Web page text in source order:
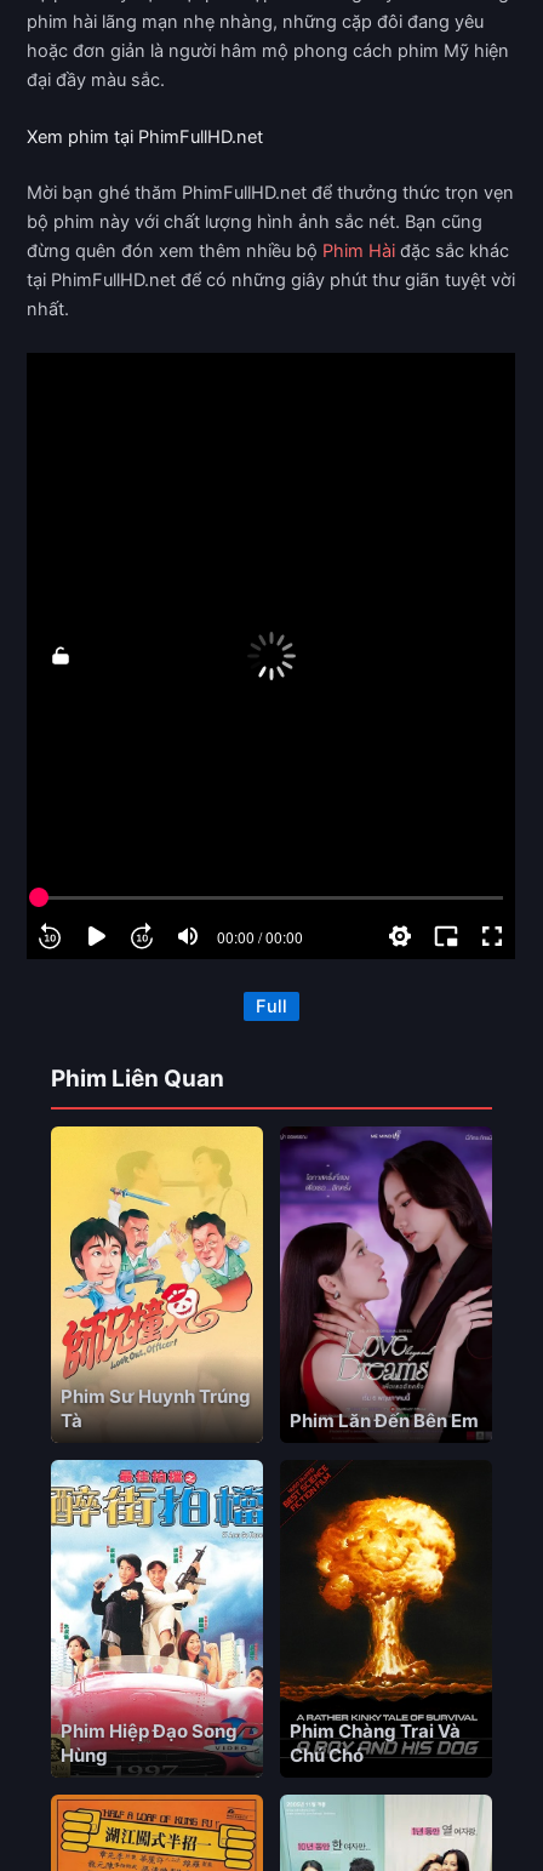
phim hài lãng mạn nhẹ nhàng, những cặp đôi đang yêu
hoặc đơn giản là người hâm mộ phong cách phim Mỹ hiện
đại đầy màu sắc.
Xem phim tại PhimFullHD.net
Mời bạn ghé thăm PhimFullHD.net để thưởng thức trọn vẹn
bộ phim này với chất lượng hình ảnh sắc nét. Bạn cũng
đừng quên đón xem thêm nhiều bộ Phim Hài đặc sắc khác
tại PhimFullHD.net để có những giây phút thư giãn tuyệt vời
nhất.
Full
Phim Liên Quan
Phim Sư Huynh Trúng
Tà
Phim Lăn Đến Bên Em
Phim Hiệp Đạo Song
Hùng
Phim Chàng Trai Và
Chú Chó